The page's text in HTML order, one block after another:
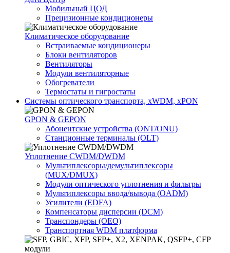
Мобильный ЦОД
Прецизионные кондиционеры
Климатичeское оборудование
Встраиваемые кондиционеры
Блоки вентиляторов
Вентиляторы
Модули вентиляторные
Обогреватели
Термостаты и гигростаты
Системы оптического транспорта, xWDM, xPON
GPON & GEPON
Абонентские устройства (ONT/ONU)
Станционные терминалы (OLT)
Уплотнение CWDM/DWDM
Мультиплексоры/демультиплексоры
(MUX/DMUX)
Модули оптического уплотнения и фильтры
Мультиплексоры ввода/вывода (OADM)
Усилители (EDFA)
Компенсаторы дисперсии (DCM)
Транспондеры (OEO)
Транспортная WDM платформа